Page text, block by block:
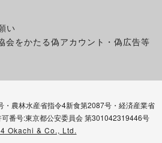
い
会をかたる偽アカウント・偽広告等
農林水産省指令4新食第2087号・経済産業省
番号:東京都公安委員会 第301042319446号
Okachi & Co., Ltd.